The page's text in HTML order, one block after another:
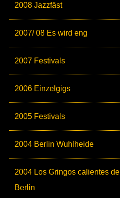
2008 Jazzfäst
2007/ 08 Es wird eng
2007 Festivals
2006 Einzelgigs
2005 Festivals
2004 Berlin Wuhlheide
2004 Los Gringos calientes de
Berlin